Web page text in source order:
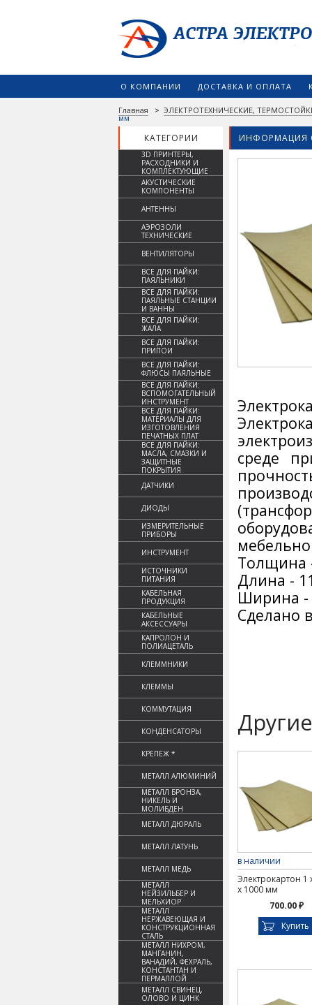
О КОМПАНИИ ДОСТАВКА И ОПЛАТА
Главная > ЭЛЕКТРОТЕХНИЧЕСКИЕ,
мм
КАТЕГОРИИ ИНФОРМАЦИЯ
3D ПРИНТЕРЫ,
РАСХОДНИКИ И
КОМПЛЕКТУЮЩИЕ
АКУСТИЧЕСКИЕ
КОМПОНЕНТЫ
АНТЕННЫ
АЭРОЗОЛИ
ТЕХНИЧЕСКИЕ
ВЕНТИЛЯТОРЫ
ВСЕ ДЛЯ ПАЙКИ:
ПАЯЛЬНИКИ
ВСЕ ДЛЯ ПАЙКИ:
ПАЯЛЬНЫЕ СТАНЦИИ
И ВАННЫ
ВСЕ ДЛЯ ПАЙКИ:
ЖАЛА
ВСЕ ДЛЯ ПАЙКИ:
ПРИПОИ
ВСЕ ДЛЯ ПАЙКИ:
ФЛЮСЫ ПАЯЛЬНЫЕ
ВСЕ ДЛЯ ПАЙКИ:
ВСПОМОГАТЕЛЬНЫЙ
ИНСТРУМЕНТ
ВСЕ ДЛЯ ПАЙКИ:
МАТЕРИАЛЫ ДЛЯ
ИЗГОТОВЛЕНИЯ
ПЕЧАТНЫХ ПЛАТ
ВСЕ ДЛЯ ПАЙКИ:
МАСЛА, СМАЗКИ И
ЗАЩИТНЫЕ
ПОКРЫТИЯ
ДАТЧИКИ
ДИОДЫ
ИЗМЕРИТЕЛЬНЫЕ
ПРИБОРЫ
ИНСТРУМЕНТ
ИСТОЧНИКИ
ПИТАНИЯ
КАБЕЛЬНАЯ
ПРОДУКЦИЯ
КАБЕЛЬНЫЕ
АКСЕССУАРЫ
КАПРОЛОН И
ПОЛИАЦЕТАЛЬ
КЛЕММНИКИ
КЛЕММЫ
КОММУТАЦИЯ
КОНДЕНСАТОРЫ
КРЕПЕЖ *
МЕТАЛЛ АЛЮМИНИЙ
МЕТАЛЛ БРОНЗА,
НИКЕЛЬ И
МОЛИБДЕН
МЕТАЛЛ ДЮРАЛЬ
МЕТАЛЛ ЛАТУНЬ
МЕТАЛЛ МЕДЬ
МЕТАЛЛ
НЕЙЗИЛЬБЕР И
МЕЛЬХИОР
МЕТАЛЛ
НЕРЖАВЕЮЩАЯ И
КОНСТРУКЦИОННАЯ
СТАЛЬ
МЕТАЛЛ НИХРОМ,
МАНГАНИН,
ВАНАДИЙ, ФЕХРАЛЬ,
КОНСТАНТАН И
ПЕРМАЛЛОЙ
МЕТАЛЛ СВИНЕЦ,
ОЛОВО И ЦИНК
среде
Толщина
Длина -
Ширина -
Сделано
в наличии
Электрокартон 1
х 1000 мм
700.00 ₽
Купить